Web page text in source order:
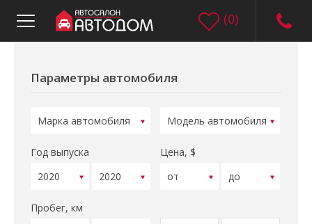
(0)
Параметры автомобиля
Год выпуска Цена, $
Пробег, км